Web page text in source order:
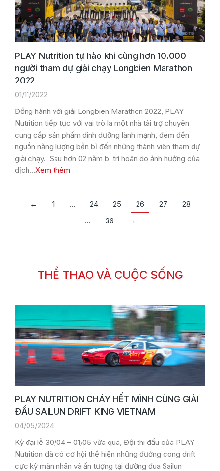
PLAY Nutrition tự hào khi cùng hơn 10.000
người tham dự giải chạy Longbien Marathon
2022
01/11/2022
Đồng hành với giải Longbien Marathon 2022, PLAY
Nutrition tiếp tục với vai trò là một nhà tài trợ chuyên
cung cấp sản phẩm dinh dưỡng lành mạnh, đem đến
nguồn năng lượng bền bỉ đến những thành viên tham dự
giải chạy. Sau hơn 02 năm bị trì hoãn do ảnh hưởng của
dịch…Xem thêm
← 1 … 24 25 26 27
28
…
36 →
THỂ THAO VÀ CUỘC SỐNG
PLAY NUTRITION CHÁY HẾT MÌNH CÙNG GIẢI
ĐẤU SAILUN DRIFT KING VIETNAM
04/05/2024
Kỳ đại lễ 30/04 – 01/05 vừa qua, Đội thi đấu của PLAY
Nutrition đã có cơ hội thể hiện những đường cong drift
cực kỳ mãn nhãn và ấn tượng tại đường đua Sailun